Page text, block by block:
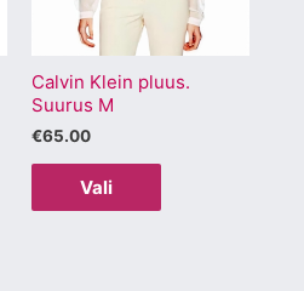
Calvin Klein pluus.
Suurus M
€65.00
Vali
Valikuid
saab
teha